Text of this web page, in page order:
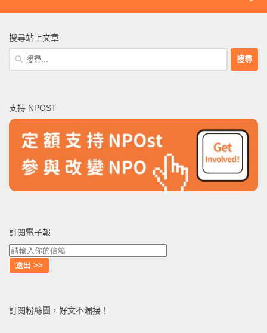
搜尋站上文章
搜
尋
字:
支持 NPOST
訂閱電子報
訂閱粉絲團，好文不漏接！